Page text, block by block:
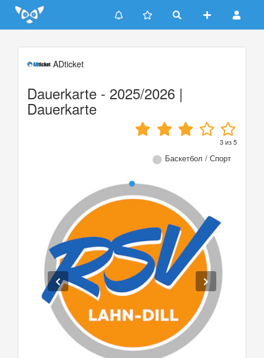
Update cookies preferences
ADticket
Dauerkarte - 2025/2026 |
Dauerkarte
3из5
Баскетбол / Спорт